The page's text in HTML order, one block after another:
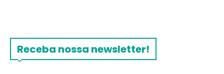
Receba nossa newsletter!